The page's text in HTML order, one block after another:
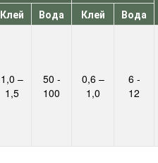
Клей Вода Клей
Вода
1,0 –
1,5
50 -
100
0,6 –
1,0
6 -
12